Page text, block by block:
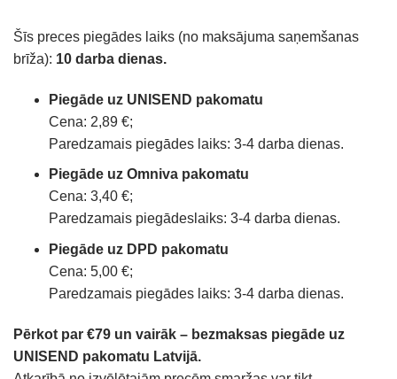
Šīs preces piegādes laiks (no maksājuma saņemšanas
brīža): 10 darba dienas.
Piegāde uz UNISEND pakomatu
Cena: 2,89 €;
Paredzamais piegādes laiks: 3-4 darba dienas.
Piegāde uz Omniva pakomatu
Cena: 3,40 €;
Paredzamais piegādeslaiks: 3-4 darba dienas.
Piegāde uz DPD pakomatu
Cena: 5,00 €;
Paredzamais piegādes laiks: 3-4 darba dienas.
Pērkot par €79 un vairāk – bezmaksas piegāde uz
UNISEND pakomatu Latvijā.